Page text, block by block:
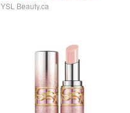
YSL Beauty.ca